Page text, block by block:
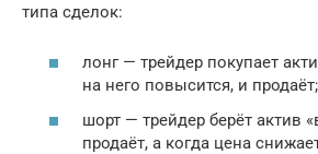
типа сделок:
лонг — трейдер покупает
на него повысится, и продаёт;
шорт — трейдер берёт актив
продаёт, а когда цена